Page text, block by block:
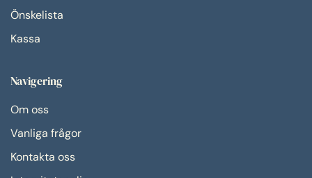
Önskelista
Kassa
Navigering
Om oss
Vanliga frågor
Kontakta oss